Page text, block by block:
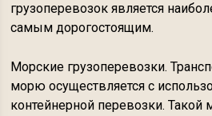
грузоперевозок является
самым дорогостоящим.
Морские грузоперевозки.
морю осуществляется с
контейнерной перевозки.